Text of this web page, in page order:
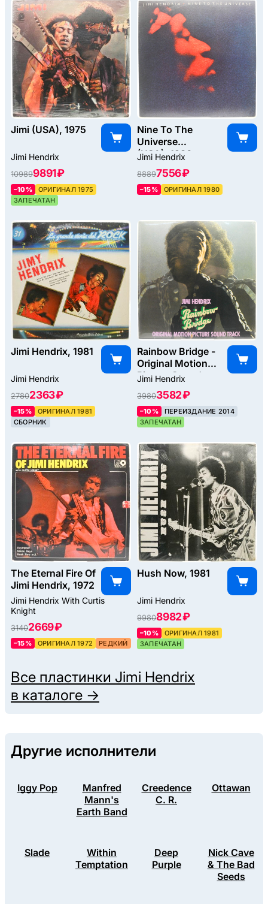
Jimi (USA), 1975
Jimi Hendrix
109899891 ₽
–10%
ОРИГИНАЛ 1975
ЗАПЕЧАТАН
Nine To The
Universe
(USA), 1980
Jimi Hendrix
88897556 ₽
–15% ОРИГИНАЛ 1980
Jimi Hendrix, 1981
Jimi Hendrix
27802363 ₽
–15%
ОРИГИНАЛ 1981
СБОРНИК
Rainbow Bridge -
Original Motion
Picture Sound
Jimi Hendrix
39803582 ₽
–10%
ПЕРЕИЗДАНИЕ 2014
ЗАПЕЧАТАН
The Eternal Fire Of
Jimi Hendrix, 1972
Jimi Hendrix With Curtis
Knight
31402669 ₽
–15% ОРИГИНАЛ 1972 РЕДКИЙ
Hush Now, 1981
Jimi Hendrix
99808982 ₽
–10%
ОРИГИНАЛ 1981
ЗАПЕЧАТАН
Все пластинки Jimi Hendrix
в каталоге →
Другие исполнители
Iggy Pop
Manfred
Mann's
Earth Band
Creedence
C. R.
Ottawan
Slade
Within
Temptation
Deep
Purple
Nick Cave
& The Bad
Seeds